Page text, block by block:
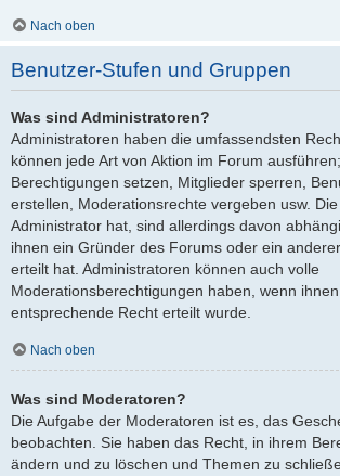
Nach oben
Benutzer-Stufen und Gruppen
Was sind Administratoren?
Administratoren haben die umfassendsten
können jede Art von Aktion im Forum
Berechtigungen setzen, Mitglieder sperren,
erstellen, Moderationsrechte vergeben usw.
Administrator hat, sind allerdings davon
ihnen ein Gründer des Forums oder ein
erteilt hat. Administratoren können auch volle
Moderationsberechtigungen haben, wenn
entsprechende Recht erteilt wurde.
Nach oben
Was sind Moderatoren?
Die Aufgabe der Moderatoren ist es, das
beobachten. Sie haben das Recht, in ihrem
ändern und zu löschen und Themen zu